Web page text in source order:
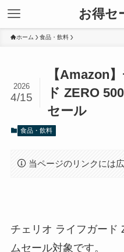
お得セ
ホーム 食品・飲料
【Amazon
ド ZERO
セール
2026
4/15
食品・飲料
当ページのリンクには
チェリオ ライフガード
ムセール対象です。